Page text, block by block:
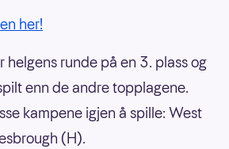
her!
helgens runde på en 3. plass og
enn de andre topplagene.
kampene igjen å spille: West
(H).